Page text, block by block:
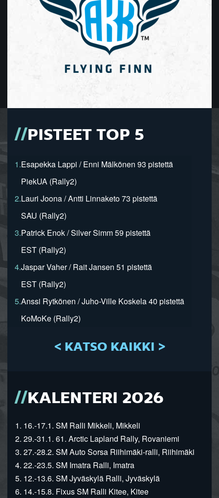
PISTEET TOP 5
1.Esapekka Lappi / Enni Mälkönen 93 pistettä
PiekUA (Rally2)
2.Lauri Joona / Antti Linnaketo 73 pistettä
SAU (Rally2)
3.Patrick Enok / Silver Simm 59 pistettä
EST (Rally2)
4.Jaspar Vaher / Rait Jansen 51 pistettä
EST (Rally2)
5.Anssi Rytkönen / Juho-Ville Koskela 40 pistettä
KoMoKe (Rally2)
< KATSO KAIKKI >
KALENTERI 2026
1. 16.-17.1. SM Ralli Mikkeli, Mikkeli
2. 29.-31.1. 61. Arctic Lapland Rally, Rovaniemi
3. 27.-28.2. SM Auto Sorsa Riihimäki-ralli, Riihimäki
4. 22.-23.5. SM Imatra Ralli, Imatra
5. 12.-13.6. SM Jyväskylä Ralli, Jyväskylä
6. 14.-15.8. Fixus SM Ralli Kitee, Kitee